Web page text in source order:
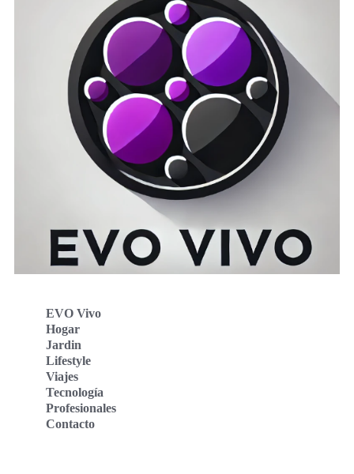
EVO Vivo
Hogar
Jardin
Lifestyle
Viajes
Tecnología
Profesionales
Contacto